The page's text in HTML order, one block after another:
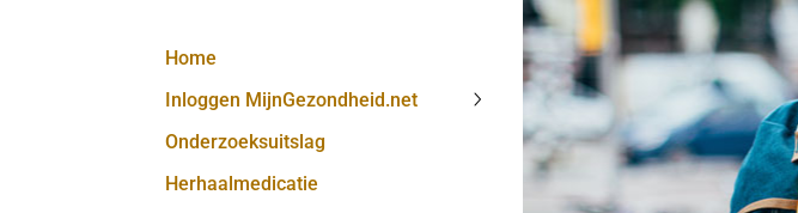
Home
Inloggen MijnGezondheid.net
Inloggen
MijnGezondheid.net
submenu
Onderzoeksuitslag
Herhaalmedicatie